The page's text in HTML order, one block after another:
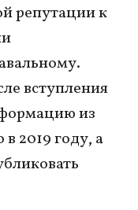
репутации к
вступления
из
2019 году, а